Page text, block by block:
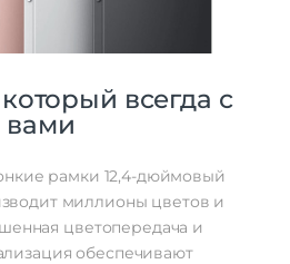
всегда с
вами
рамки 12,4-дюймовый
миллионы цветов и
цветопередача и
обеспечивают